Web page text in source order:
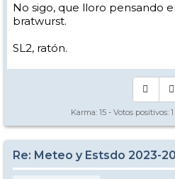
No sigo, que lloro pensando
bratwurst.
SL2, ratón.
Karma: 15 - Votos positivos: 1
Re: Meteo y Estsdo 2023-